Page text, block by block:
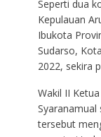
Seperti dua
Kepulauan
Ibukota
Sudarso,
2022, sekira
Wakil II
tersebut